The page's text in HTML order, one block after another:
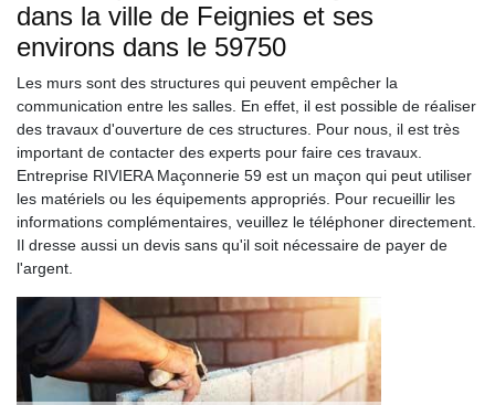
dans la ville de Feignies et ses
environs dans le 59750
Les murs sont des structures qui peuvent empêcher la
communication entre les salles. En effet, il est possible de réaliser
des travaux d'ouverture de ces structures. Pour nous, il est très
important de contacter des experts pour faire ces travaux.
Entreprise RIVIERA Maçonnerie 59 est un maçon qui peut utiliser
les matériels ou les équipements appropriés. Pour recueillir les
informations complémentaires, veuillez le téléphoner directement.
Il dresse aussi un devis sans qu'il soit nécessaire de payer de
l'argent.